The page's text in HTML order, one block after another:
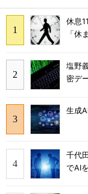
休息
「休
塩野
密デ
生成
千代
でAI